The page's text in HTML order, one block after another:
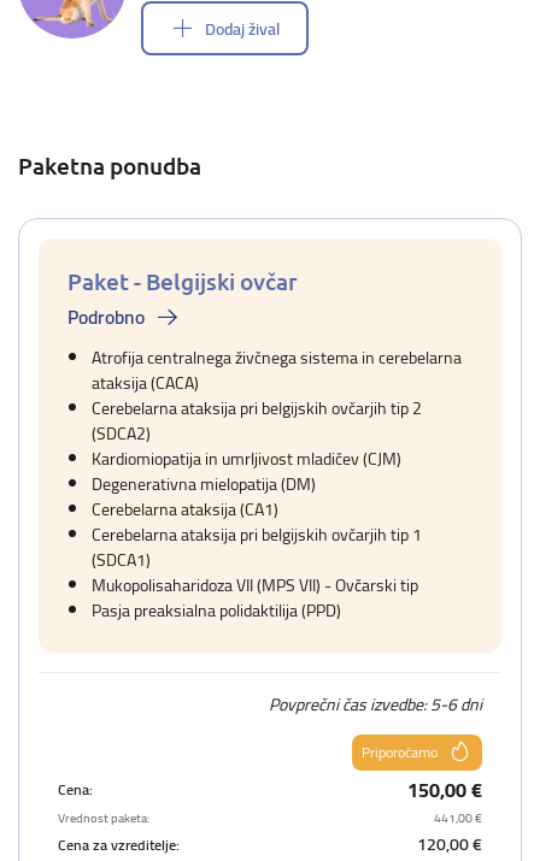
Dodaj žival
Paketna ponudba
Paket - Belgijski ovčar
Podrobno
Atrofija centralnega živčnega sistema in cerebelarna
ataksija (CACA)
Cerebelarna ataksija pri belgijskih ovčarjih tip 2
(SDCA2)
Kardiomiopatija in umrljivost mladičev (CJM)
Degenerativna mielopatija (DM)
Cerebelarna ataksija (CA1)
Cerebelarna ataksija pri belgijskih ovčarjih tip 1
(SDCA1)
Mukopolisaharidoza VII (MPS VII) - Ovčarski tip
Pasja preaksialna polidaktilija (PPD)
Povprečni čas izvedbe: 5-6 dni
Priporočamo
Cena:
150,00 €
Vrednost paketa: 441,00 €
Cena za vzreditelje: 120,00 €